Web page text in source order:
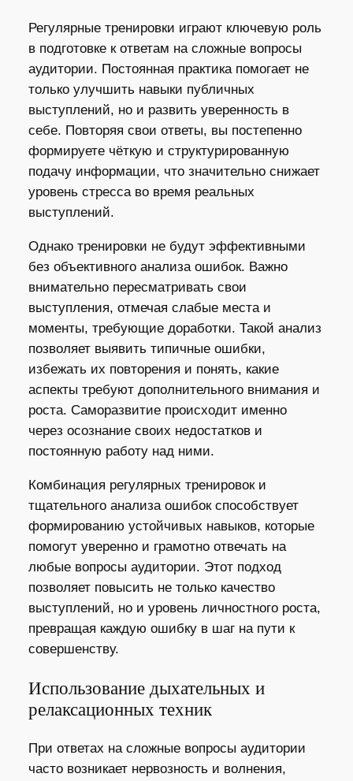
Регулярные тренировки играют ключевую роль
в подготовке к ответам на сложные вопросы
аудитории. Постоянная практика помогает не
только улучшить навыки публичных
выступлений, но и развить уверенность в
себе. Повторяя свои ответы, вы постепенно
формируете чёткую и структурированную
подачу информации, что значительно снижает
уровень стресса во время реальных
выступлений.
Однако тренировки не будут эффективными
без объективного анализа ошибок. Важно
внимательно пересматривать свои
выступления, отмечая слабые места и
моменты, требующие доработки. Такой анализ
позволяет выявить типичные ошибки,
избежать их повторения и понять, какие
аспекты требуют дополнительного внимания и
роста. Саморазвитие происходит именно
через осознание своих недостатков и
постоянную работу над ними.
Комбинация регулярных тренировок и
тщательного анализа ошибок способствует
формированию устойчивых навыков, которые
помогут уверенно и грамотно отвечать на
любые вопросы аудитории. Этот подход
позволяет повысить не только качество
выступлений, но и уровень личностного роста,
превращая каждую ошибку в шаг на пути к
совершенству.
Использование дыхательных и
релаксационных техник
При ответах на сложные вопросы аудитории
часто возникает нервозность и волнения,